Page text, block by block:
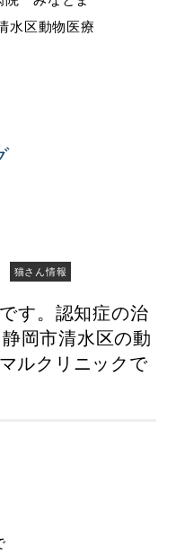
猫さん情報
す。認知症の治
岡市清水区の動
ルクリニックで